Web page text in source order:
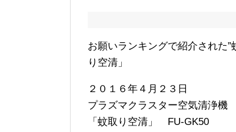
お願いランキングで紹介された
り空清」
２０１６年４月２３日
プラズマクラスター空気清浄機
「蚊取り空清」 FU-GK50